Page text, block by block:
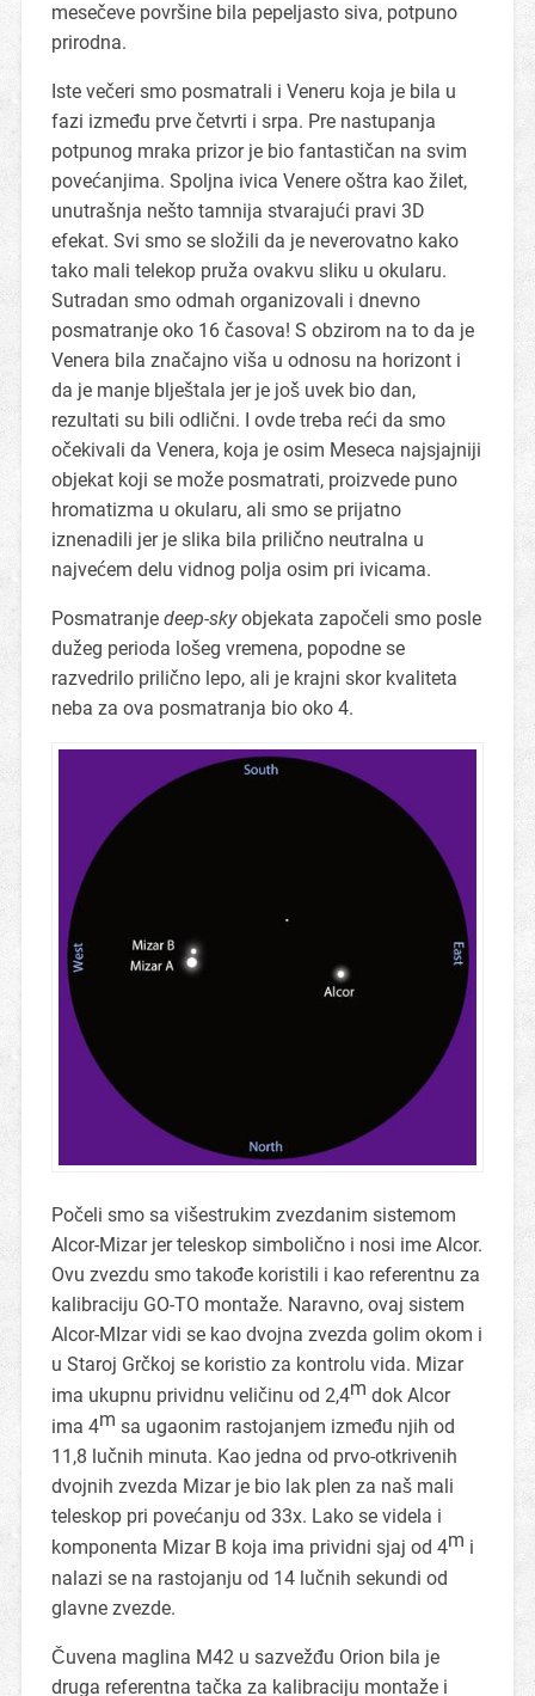
mesečeve površine bila pepeljasto siva, potpuno
prirodna.
Iste večeri smo posmatrali i Veneru koja je bila u
fazi između prve četvrti i srpa. Pre nastupanja
potpunog mraka prizor je bio fantastičan na svim
povećanjima. Spoljna ivica Venere oštra kao žilet,
unutrašnja nešto tamnija stvarajući pravi 3D
efekat. Svi smo se složili da je neverovatno kako
tako mali telekop pruža ovakvu sliku u okularu.
Sutradan smo odmah organizovali i dnevno
posmatranje oko 16 časova! S obzirom na to da je
Venera bila značajno viša u odnosu na horizont i
da je manje blještala jer je još uvek bio dan,
rezultati su bili odlični. I ovde treba reći da smo
očekivali da Venera, koja je osim Meseca najsjajniji
objekat koji se može posmatrati, proizvede puno
hromatizma u okularu, ali smo se prijatno
iznenadili jer je slika bila prilično neutralna u
najvećem delu vidnog polja osim pri ivicama.
Posmatranje deep-skyobjekata započeli smo posle
dužeg perioda lošeg vremena, popodne se
razvedrilo prilično lepo, ali je krajni skor kvaliteta
neba za ova posmatranja bio oko 4.
Počeli smo sa višestrukim zvezdanim sistemom
Alcor-Mizar jer teleskop simbolično i nosi ime Alcor.
Ovu zvezdu smo takođe koristili i kao referentnu za
kalibraciju GO-TO montaže. Naravno, ovaj sistem
Alcor-MIzar vidi se kao dvojna zvezda golim okom i
u Staroj Grčkoj se koristio za kontrolu vida. Mizar
ima ukupnu prividnu veličinu od 2,4m dok Alcor
ima 4m sa ugaonim rastojanjem između njih od
11,8 lučnih minuta. Kao jedna od prvo-otkrivenih
dvojnih zvezda Mizar je bio lak plen za naš mali
teleskop pri povećanju od 33x. Lako se videla i
komponenta Mizar B koja ima prividni sjaj od 4m i
nalazi se na rastojanju od 14 lučnih sekundi od
glavne zvezde.
Čuvena maglina M42 u sazvežđu Orion bila je
druga referentna tačka za kalibraciju montaže i